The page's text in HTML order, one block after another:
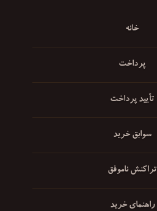
خانه
پرداخت
تأیید پرداخت
سوابق خرید
تراکنش ناموفق
راهنمای خرید